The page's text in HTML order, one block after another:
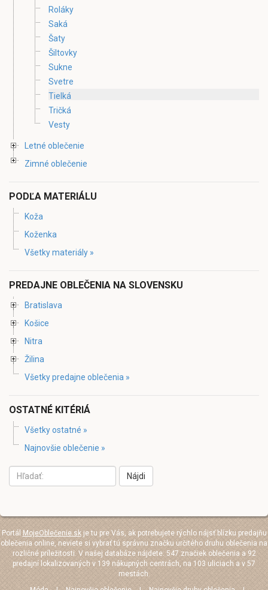
Roláky
Saká
Šaty
Šiltovky
Sukne
Svetre
Tielká
Tričká
Vesty
Letné oblečenie
Zimné oblečenie
PODĽA MATERIÁLU
Koža
Koženka
Všetky materiály »
PREDAJNE OBLEČENIA NA SLOVENSKU
Bratislava
Košice
Nitra
Žilina
Všetky predajne oblečenia »
OSTATNÉ KITÉRIÁ
Všetky ostatné »
Najnovšie oblečenie »
Nájdi
Portál MojeOblečenie.skje tu pre Vás, ak potrebujete rýchlo nájsť blízku predajňu
oblečenia online, neviete si vybrať tú správnu značku určitého druhu oblečenia na
rozličné príležitosti. V našej databáze nájdete: 547 značiek oblečenia a 92
predajní lokalizovaných v 139 nákupných centrách, na 103 uliciach a v 57
mestách.